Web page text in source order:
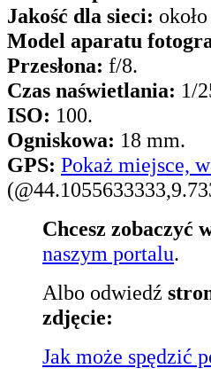
Jakość dla sieci:
Model aparatu
Przesłona: f/8.
Czas naświetlania: 1/
ISO: 100.
Ogniskowa: 18 mm.
GPS: Pokaż miejsce,
Chcesz zobaczyć
naszym portalu.
Albo odwiedź
zdjęcie:
Jak może spędzić